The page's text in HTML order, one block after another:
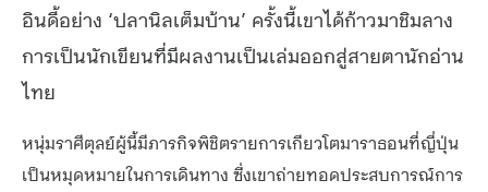
อินดี้อย่าง ‘ปลานิลเต็มบ้าน’ ครั้งนี้เขาได้ก้าวมาชิมลาง
การเป็นนักเขียนที่มีผลงานเป็นเล่มออกสู่สายตานักอ่าน
ไทย
หนุ่มราศีตุลย์ผู้นี้มีภารกิจพิชิตรายการเกียวโตมาราธอนที่ญี่ปุ่น
เป็นหมุดหมายในการเดินทาง ซึ่งเขาถ่ายทอดประสบการณ์การ